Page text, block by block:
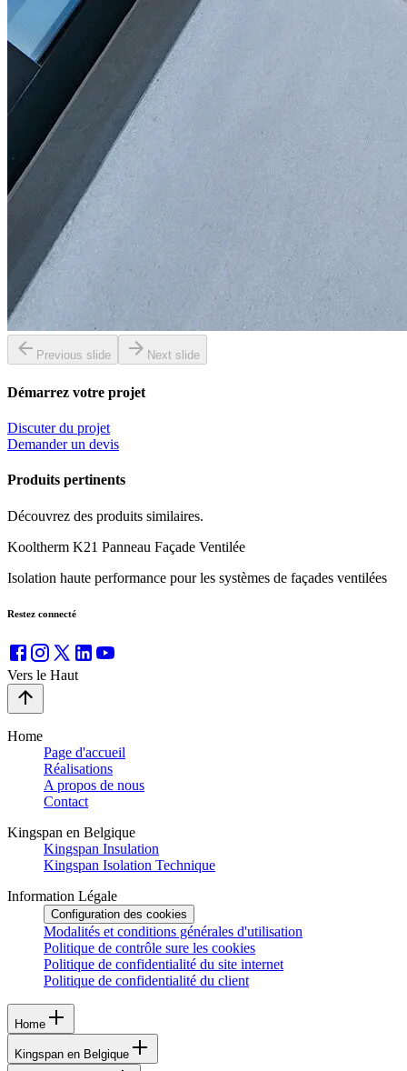
Previous slide Next slide
Démarrez votre projet
Discuter du projet
Demander un devis
Produits pertinents
Découvrez des produits similaires.
Kooltherm K21 Panneau Façade Ventilée
Isolation haute performance pour les systèmes de façades ventilées
Restez connecté
Vers le Haut
Home
Page d'accueil
Réalisations
A propos de nous
Contact
Kingspan en Belgique
Kingspan Insulation
Kingspan Isolation Technique
Information Légale
Configuration des cookies
Modalités et conditions générales d'utilisation
Politique de contrôle sure les cookies
Politique de confidentialité du site internet
Politique de confidentialité du client
Home
Kingspan en Belgique